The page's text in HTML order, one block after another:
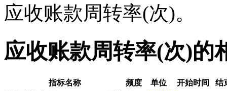
应收账款周转率(次)。
应收账款周转率(次)的
指标名称 频度 单位 开始时间
结